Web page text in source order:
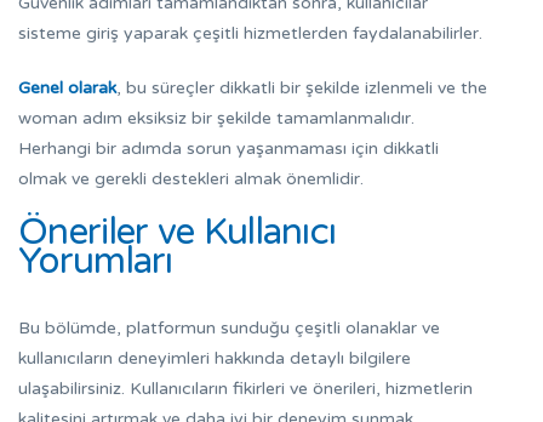
sisteme giriş yaparak çeşitli hizmetlerden faydalanabilirler.
Genel olarak, bu süreçler dikkatli bir şekilde izlenmeli ve the
woman adım eksiksiz bir şekilde tamamlanmalıdır.
Herhangi bir adımda sorun yaşanmaması için dikkatli
olmak ve gerekli destekleri almak önemlidir.
Öneriler ve Kullanıcı
Yorumları
Bu bölümde, platformun sunduğu çeşitli olanaklar ve
kullanıcıların deneyimleri hakkında detaylı bilgilere
ulaşabilirsiniz. Kullanıcıların fikirleri ve önerileri, hizmetlerin